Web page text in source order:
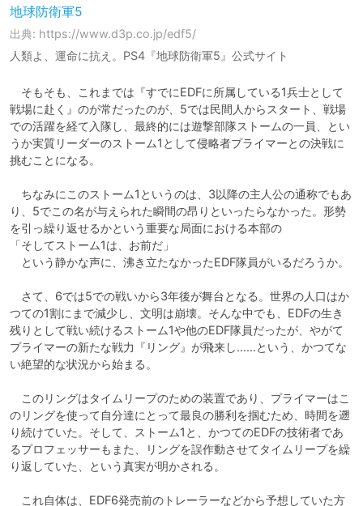
地球防衛軍5
出典: https://www.d3p.co.jp/edf5/
人類よ、運命に抗え。PS4『地球防衛軍5』公式サイト
そもそも、これまでは『すでにEDFに所属している1兵士として
戦場に赴く』のが常だったのが、5では民間人からスタート、戦場
での活躍を経て入隊し、最終的には遊撃部隊ストームの一員、とい
うか実質リーダーのストーム1として侵略者プライマーとの決戦に
挑むことになる。
ちなみにこのストーム1というのは、3以降の主人公の通称でもあ
り、5でこの名が与えられた瞬間の昂りといったらなかった。形勢
を引っ繰り返せるかという重要な局面における本部の
「そしてストーム1は、お前だ」
という静かな声に、沸き立たなかったEDF隊員がいるだろうか。
さて、6では5での戦いから3年後が舞台となる。世界の人口はか
つての1割にまで減少し、文明は崩壊。そんな中でも、EDFの生き
残りとして戦い続けるストーム1や他のEDF隊員だったが、やがて
プライマーの新たな戦力『リング』が飛来し……という、かつてな
い絶望的な状況から始まる。
このリングはタイムリープのための装置であり、プライマーはこ
のリングを使って自分達にとって最良の勝利を掴むため、時間を遡
り続けていた。そして、ストーム1と、かつてのEDFの技術者であ
るプロフェッサーもまた、リングを誤作動させてタイムリープを繰
り返していた、という真実が明かされる。
これ自体は、EDF6発売前のトレーラーなどから予想していた方